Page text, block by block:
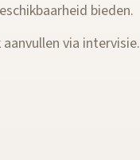
bieden.
via intervisie.